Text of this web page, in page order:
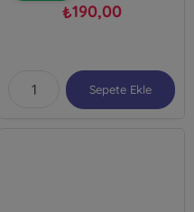
₺190,00
Sepete Ekle